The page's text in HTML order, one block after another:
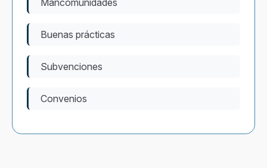
Mancomunidades
Buenas prácticas
Subvenciones
Convenios